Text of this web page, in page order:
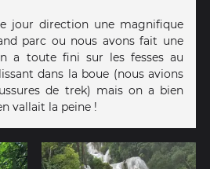
jour direction une magnifique
parc ou nous avons fait une
a toute fini sur les fesses au
dans la boue (nous avions
de trek) mais on a bien
vallait la peine !